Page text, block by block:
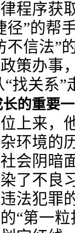
程序获
径”的帮
不信法”
策办事
找关系”
的重要
上来，
环境的
会阴暗
了不良
法犯罪
“第一